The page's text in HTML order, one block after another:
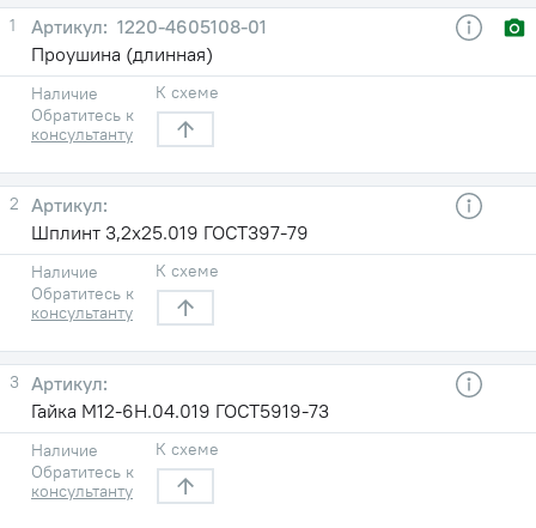
1
1220-4605108-01
Проушина (длинная)
Наличие
Обратитесь к
консультанту
К схеме
2
Шплинт 3,2х25.019 ГОСТ397-79
Наличие
Обратитесь к
консультанту
К схеме
3
Гайка М12-6Н.04.019 ГОСТ5919-73
Наличие
Обратитесь к
консультанту
К схеме